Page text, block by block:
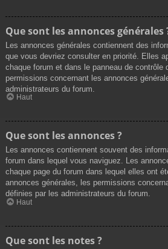
Que sont les annonces générales
Les annonces générales contiennent des
que vous devriez consulter en priorité. Elles
chaque forum et dans le panneau de contrôle
permissions concernant les annonces
administrateurs du forum.
Haut
Que sont les annonces ?
Les annonces contiennent souvent des
forum dans lequel vous naviguez. Les
chaque page du forum dans lequel elles ont
annonces générales, les permissions
définies par les administrateurs du forum.
Haut
Que sont les notes ?